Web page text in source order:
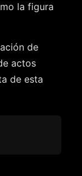
la figura
de
actos
de esta